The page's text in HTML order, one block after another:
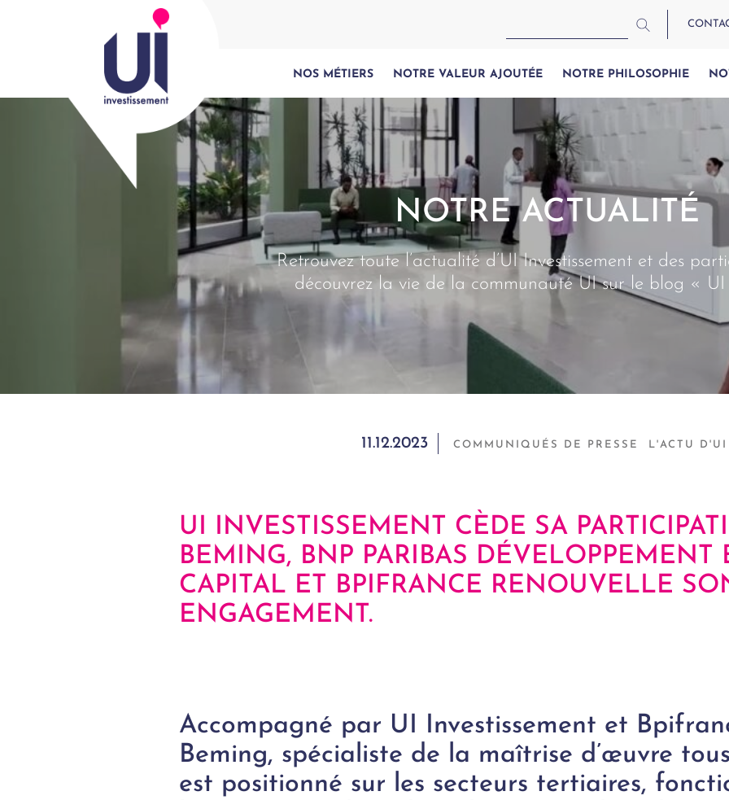
NOS MÉTIERS NOTRE VALEUR AJOUTÉE NOTRE PHILOSOPHIE
NOTRE ACTUALITÉ
Retrouvez toute l’actualité d’UI Investissement et des
découvrez la vie de la communauté UI sur le blog « UI
11.12.2023 COMMUNIQUÉS DE PRESSE L'ACTU D'UI
UI INVESTISSEMENT CÈDE SA
BEMING, BNP PARIBAS DÉVELOPPEMENT
CAPITAL ET BPIFRANCE RENOUVELLE
ENGAGEMENT.
Accompagné par UI Investissement et
Beming, spécialiste de la maîtrise d’œuvre
est positionné sur les secteurs tertiaires,